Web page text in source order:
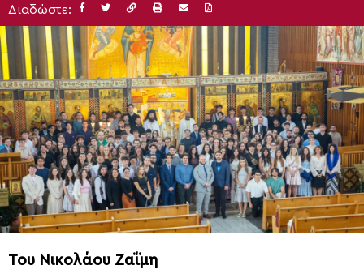
Διαδώστε:
Του Νικολάου Ζαΐμη